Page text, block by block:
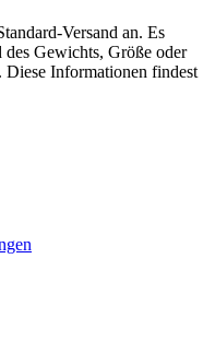
Versand an. Es
Gewichts, Größe oder
Diese Informationen findest